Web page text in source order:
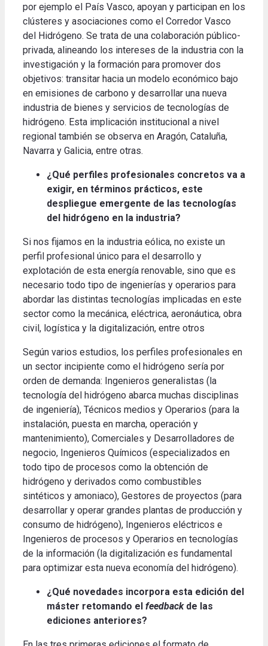
por ejemplo el País Vasco, apoyan y participan en los
clústeres y asociaciones como el Corredor Vasco
del Hidrógeno. Se trata de una colaboración público-
privada, alineando los intereses de la industria con la
investigación y la formación para promover dos
objetivos: transitar hacia un modelo económico bajo
en emisiones de carbono y desarrollar una nueva
industria de bienes y servicios de tecnologías de
hidrógeno. Esta implicación institucional a nivel
regional también se observa en Aragón, Cataluña,
Navarra y Galicia, entre otras.
¿Qué perfiles profesionales concretos va a
exigir, en términos prácticos, este
despliegue emergente de las tecnologías
del hidrógeno en la industria?
Si nos fijamos en la industria eólica, no existe un
perfil profesional único para el desarrollo y
explotación de esta energía renovable, sino que es
necesario todo tipo de ingenierías y operarios para
abordar las distintas tecnologías implicadas en este
sector como la mecánica, eléctrica, aeronáutica, obra
civil, logística y la digitalización, entre otros
Según varios estudios, los perfiles profesionales en
un sector incipiente como el hidrógeno sería por
orden de demanda: Ingenieros generalistas (la
tecnología del hidrógeno abarca muchas disciplinas
de ingeniería), Técnicos medios y Operarios (para la
instalación, puesta en marcha, operación y
mantenimiento), Comerciales y Desarrolladores de
negocio, Ingenieros Químicos (especializados en
todo tipo de procesos como la obtención de
hidrógeno y derivados como combustibles
sintéticos y amoniaco), Gestores de proyectos (para
desarrollar y operar grandes plantas de producción y
consumo de hidrógeno), Ingenieros eléctricos e
Ingenieros de procesos y Operarios en tecnologías
de la información (la digitalización es fundamental
para optimizar esta nueva economía del hidrógeno).
¿Qué novedades incorpora esta edición del
máster retomando el feedbackde las
ediciones anteriores?